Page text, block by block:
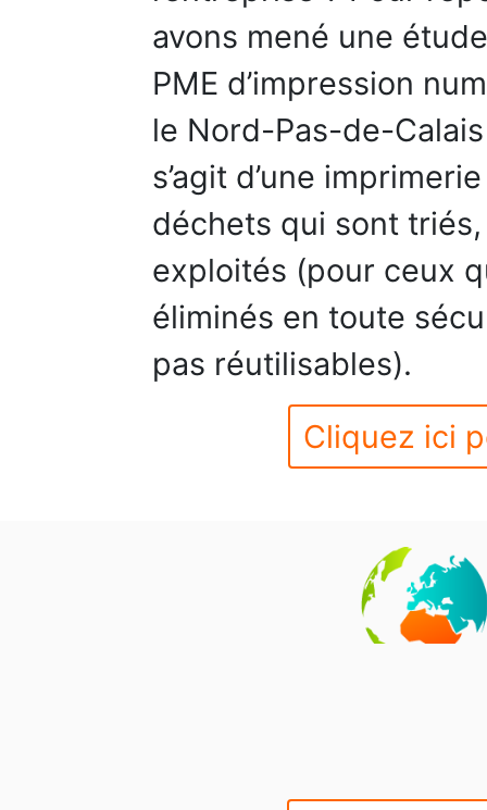
avons mené une
PME d’impression
le Nord-Pas-de-
s’agit d’une
déchets qui sont
exploités (pour ceux
éliminés en toute
pas réutilisables).
Cliquez ici